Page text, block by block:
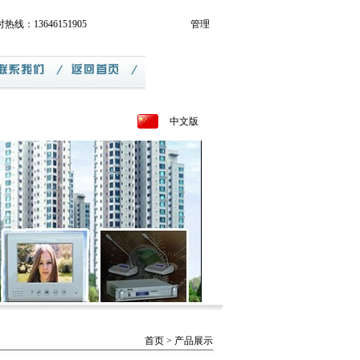
线：13646151905 管理
中文版
首页 > 产品展示